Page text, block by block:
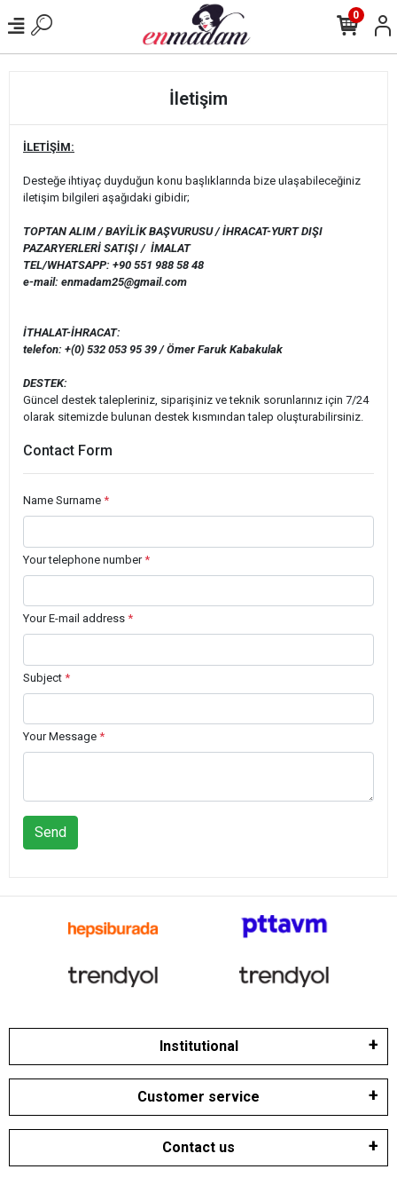
0
İletişim
İLETİŞİM:
Desteğe ihtiyaç duyduğun konu başlıklarında bize ulaşabileceğiniz
iletişim bilgileri aşağıdaki gibidir;
TOPTAN ALIM / BAYİLİK BAŞVURUSU / İHRACAT-YURT DIŞI
PAZARYERLERİ SATIŞI / İMALAT
TEL/WHATSAPP: +90 551 988 58 48
e-mail: enmadam25@gmail.com
İTHALAT-İHRACAT:
telefon: +(0) 532 053 95 39 / Ömer Faruk Kabakulak
DESTEK:
Güncel destek talepleriniz, siparişiniz ve teknik sorunlarınız için 7/24
olarak sitemizde bulunan destek kısmından talep oluşturabilirsiniz.
Contact Form
Name Surname *
Your telephone number*
Your E-mail address *
Subject *
Your Message *
Send
Institutional
Customer service
Contact us